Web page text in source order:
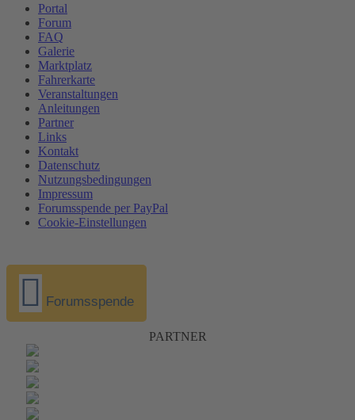
Portal
Forum
FAQ
Galerie
Marktplatz
Fahrerkarte
Veranstaltungen
Anleitungen
Partner
Links
Kontakt
Datenschutz
Nutzungsbedingungen
Impressum
Forumsspende per PayPal
Cookie-Einstellungen
Forumsspende
PARTNER